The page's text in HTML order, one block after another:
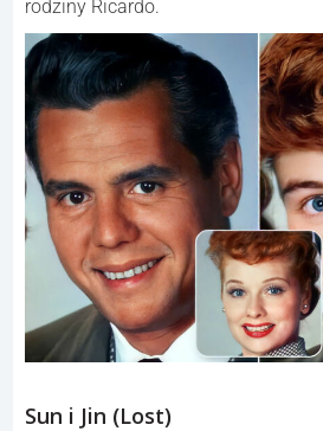
rodziny Ricardo.
Sun i Jin (Lost)